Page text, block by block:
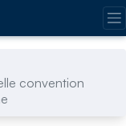
convention